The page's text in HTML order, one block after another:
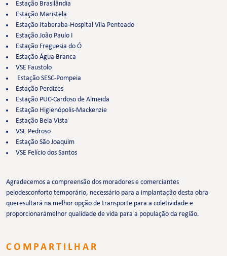
Estação Brasilândia
Estação Maristela
Estação Itaberaba-Hospital Vila Penteado
Estação João Paulo I
Estação Freguesia do Ó
Estação Água Branca
VSE Faustolo
Estação SESC-Pompeia
Estação Perdizes
Estação PUC-Cardoso de Almeida
Estação Higienópolis-Mackenzie
Estação Bela Vista
VSE Pedroso
Estação São Joaquim
VSE Felício dos Santos
Agradecemos a compreensão dos moradores e comerciantes
pelodesconforto temporário, necessário para a implantação desta obra
queresultará na melhor opção de transporte para a coletividade e
proporcionarámelhor qualidade de vida para a população da região.
COMPARTILHAR